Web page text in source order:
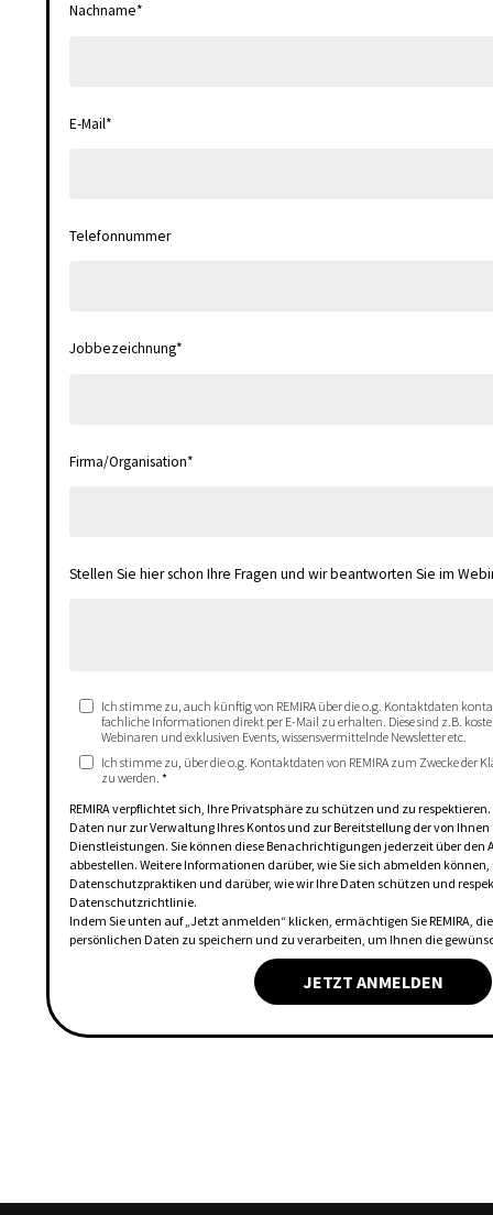
Nachname*
E-Mail*
Telefonnummer
Jobbezeichnung*
Firma/Organisation*
Stellen Sie hier schon Ihre Fragen und wir beantworten Sie im
Ich stimme zu, auch künftig von REMIRA über die o.g. Kontaktdaten
fachliche Informationen direkt per E-Mail zu erhalten. Diese sind z.B.
Webinaren und exklusiven Events, wissensvermittelnde Newsletter etc.
Ich stimme zu, über die o.g. Kontaktdaten von REMIRA zum Zwecke der
zu werden. *
REMIRA verpflichtet sich, Ihre Privatsphäre zu schützen und zu
Daten nur zur Verwaltung Ihres Kontos und zur Bereitstellung der von
Dienstleistungen. Sie können diese Benachrichtigungen jederzeit über den
abbestellen. Weitere Informationen darüber, wie Sie sich abmelden können,
Datenschutzpraktiken und darüber, wie wir Ihre Daten schützen und
Datenschutzrichtlinie.
Indem Sie unten auf „Jetzt anmelden“ klicken, ermächtigen Sie REMIRA,
persönlichen Daten zu speichern und zu verarbeiten, um Ihnen die